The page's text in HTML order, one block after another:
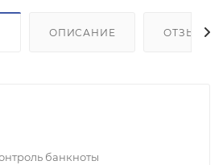
ОПИСАНИЕ ОТЗЫВЫ
банкноты